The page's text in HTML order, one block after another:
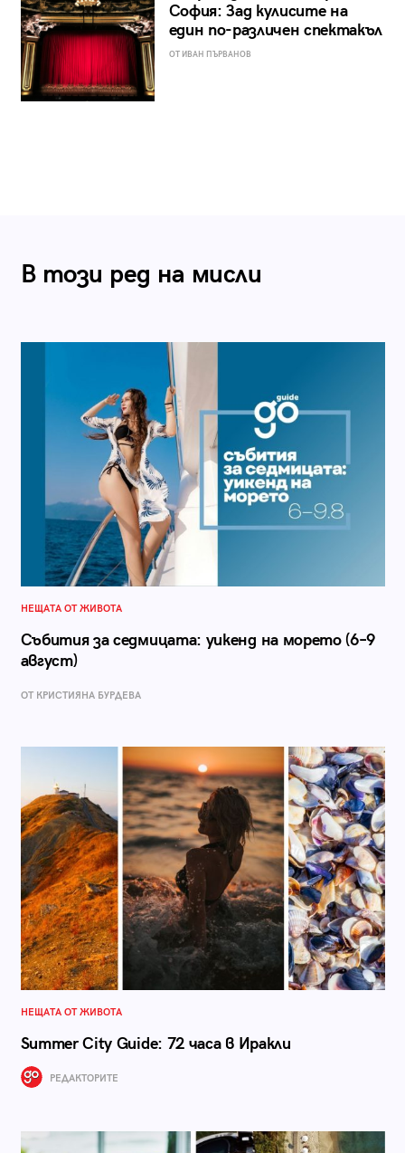
София: Зад кулисите на
един по-различен спектакъл
ОТ ИВАН ПЪРВАНОВ
В този ред на мисли
НЕЩАТА ОТ ЖИВОТА
Събития за седмицата: уикенд на морето (6–9
август)
ОТ КРИСТИЯНА БУРДЕВА
НЕЩАТА ОТ ЖИВОТА
Summer City Guide: 72 часа в Иракли
РЕДАКТОРИТЕ